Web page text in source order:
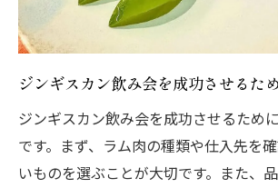
ジンギスカン飲み会を成功させるた
ジンギスカン飲み会を成功させるため
です。まず、ラム肉の種類や仕入先を
いものを選ぶことが大切です。また、